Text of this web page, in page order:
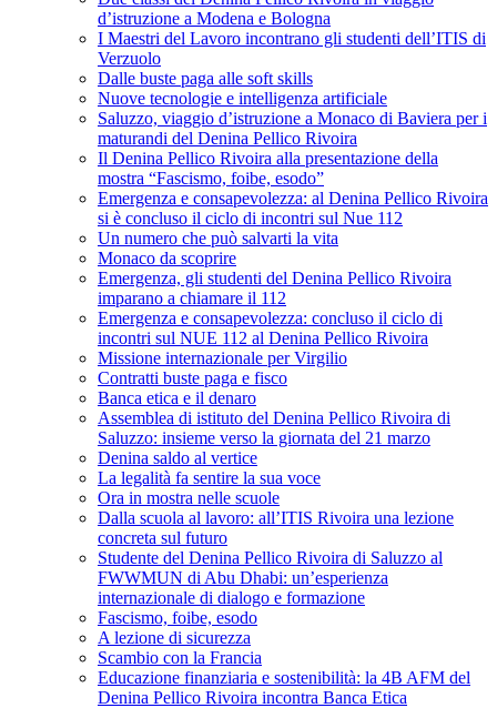
d’istruzione a Modena e Bologna
I Maestri del Lavoro incontrano gli studenti dell’ITIS di
Verzuolo
Dalle buste paga alle soft skills
Nuove tecnologie e intelligenza artificiale
Saluzzo, viaggio d’istruzione a Monaco di Baviera per i
maturandi del Denina Pellico Rivoira
Il Denina Pellico Rivoira alla presentazione della
mostra “Fascismo, foibe, esodo”
Emergenza e consapevolezza: al Denina Pellico Rivoira
si è concluso il ciclo di incontri sul Nue 112
Un numero che può salvarti la vita
Monaco da scoprire
Emergenza, gli studenti del Denina Pellico Rivoira
imparano a chiamare il 112
Emergenza e consapevolezza: concluso il ciclo di
incontri sul NUE 112 al Denina Pellico Rivoira
Missione internazionale per Virgilio
Contratti buste paga e fisco
Banca etica e il denaro
Assemblea di istituto del Denina Pellico Rivoira di
Saluzzo: insieme verso la giornata del 21 marzo
Denina saldo al vertice
La legalità fa sentire la sua voce
Ora in mostra nelle scuole
Dalla scuola al lavoro: all’ITIS Rivoira una lezione
concreta sul futuro
Studente del Denina Pellico Rivoira di Saluzzo al
FWWMUN di Abu Dhabi: un’esperienza
internazionale di dialogo e formazione
Fascismo, foibe, esodo
A lezione di sicurezza
Scambio con la Francia
Educazione finanziaria e sostenibilità: la 4B AFM del
Denina Pellico Rivoira incontra Banca Etica